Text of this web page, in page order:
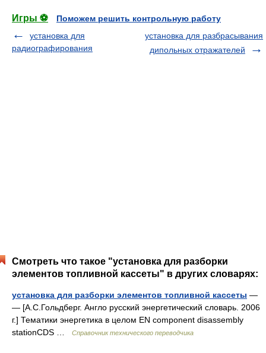
Игры ⚽
Поможем решить контрольную работу
установка для
радиографирования
установка для разбрасывания
дипольных отражателей
Смотреть что такое "установка для разборки
элементов топливной кассеты" в других словарях:
установка для разборки элементов топливной кассеты —
— [А.С.Гольдберг. Англо русский энергетический словарь. 2006
г.] Тематики энергетика в целом EN component disassembly
stationCDS …
Справочник технического переводчика